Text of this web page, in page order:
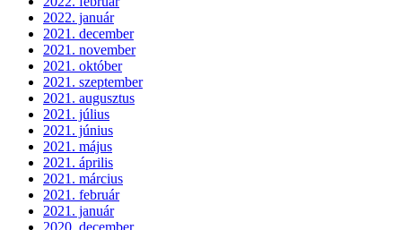
2022. január
2021. december
2021. november
2021. október
2021. szeptember
2021. augusztus
2021. július
2021. június
2021. május
2021. április
2021. március
2021. február
2021. január